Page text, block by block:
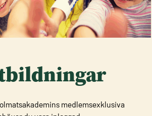
medlemsexklusiva